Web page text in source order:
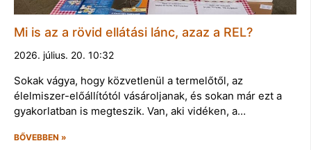
Mi is az a rövid ellátási lánc, azaz a REL?
2026. július. 20. 10:32
Sokak vágya, hogy közvetlenül a termelőtől, az
élelmiszer-előállítótól vásároljanak, és sokan már ezt a
gyakorlatban is megteszik. Van, aki vidéken, a…
BŐVEBBEN »